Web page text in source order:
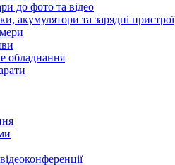
до фото та відео
акумулятори та зарядні пристрої
обладнання